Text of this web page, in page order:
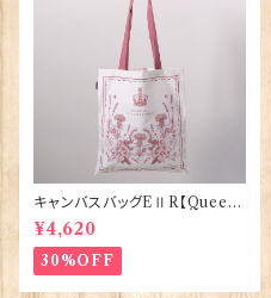
キャンバスバッグEⅡR【Queen
ElizabethⅡ Commemorativ
e】Victoria Eggs 90332
¥4,620
30%OFF